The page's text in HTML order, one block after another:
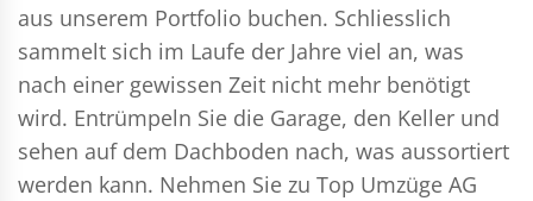
aus unserem Portfolio buchen. Schliesslich
sammelt sich im Laufe der Jahre viel an, was
nach einer gewissen Zeit nicht mehr benötigt
wird. Entrümpeln Sie die Garage, den Keller und
sehen auf dem Dachboden nach, was aussortiert
werden kann. Nehmen Sie zu Top Umzüge AG